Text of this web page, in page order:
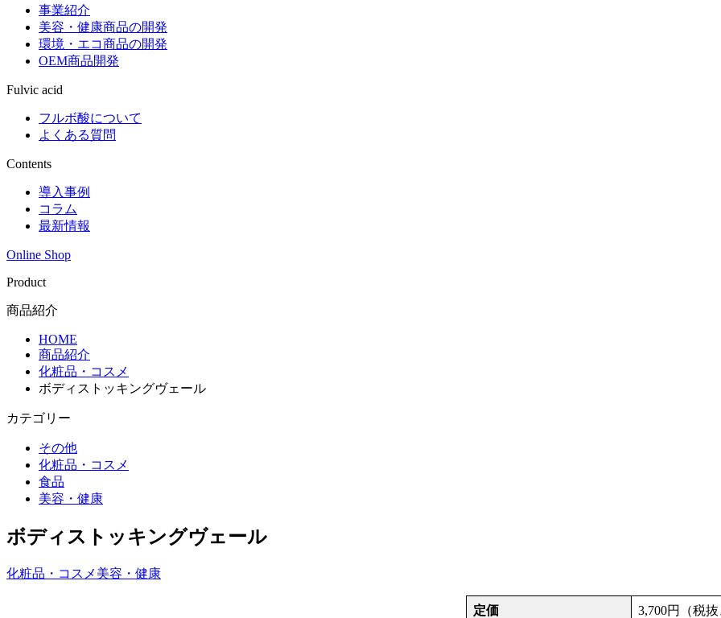
事業紹介
美容・健康商品の開発
環境・エコ商品の開発
OEM商品開発
Fulvic acid
フルボ酸について
よくある質問
Contents
導入事例
コラム
最新情報
Online Shop
Product
商品紹介
HOME
商品紹介
化粧品・コスメ
ボディストッキングヴェール
カテゴリー
その他
化粧品・コスメ
食品
美容・健康
ボディストッキングヴェール
化粧品・コスメ 美容・健康
定価 3,700円（税抜